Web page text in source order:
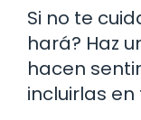
Si no te
hará? Haz
hacen
incluirlas